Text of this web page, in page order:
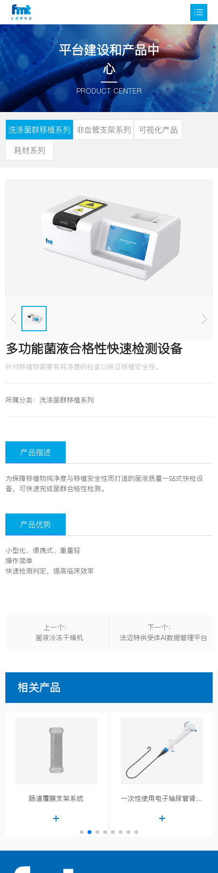
平台建设和产品中
心
PRODUCT CENTER
洗涤菌群移植系列 非血管支架系列
可视化产品
耗材系列
多功能菌液合格性快速检测设备
针对移植物需要有纯净度的检查以保证移植安全性。
所属分类： 洗涤菌群移植系列
产品描述
为保障移植物纯净度与移植安全性而打造的菌液质量一站式快检设
备，可快速完成菌群合格性检测。
产品优势
小型化、便携式、重量轻
操作简单
快速检测判定，提高临床效率
上一个：
菌液冷冻干燥机
下一个：
法迈特供受体AI数据管理平台
相关产品
一次性使用电子输尿管肾盂内窥镜导管 一次性可视鼻肠管